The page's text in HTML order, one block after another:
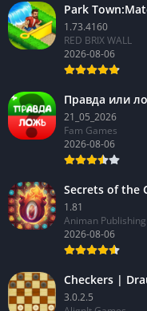
Park
1.73.4160
RED BRIX WALL
2026-08-06
Правда или
21_05_2026
Fam Games
2026-08-06
Secrets of the
1.81
Animan
2026-08-06
Checkers |
3.0.2.5